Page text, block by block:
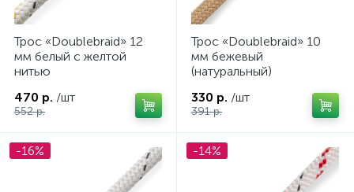
Трос «Doublebraid» 12
мм белый с желтой
нитью
470 р. /шт
552 р.
Трос «Doublebraid» 10
мм бежевый
(натуральный)
330 р. /шт
391 р.
-16% -14%